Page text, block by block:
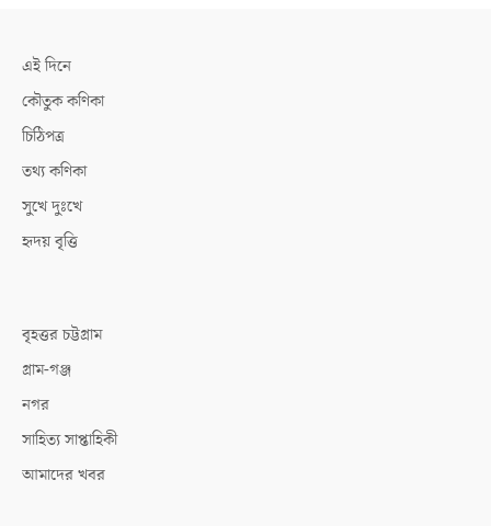
এই দিনে
কৌতুক কণিকা
চিঠিপত্র
তথ্য কণিকা
সুখে দুঃখে
হৃদয় বৃত্তি
বৃহত্তর চট্টগ্রাম
গ্রাম-গঞ্জ
নগর
সাহিত্য সাপ্তাহিকী
আমাদের খবর